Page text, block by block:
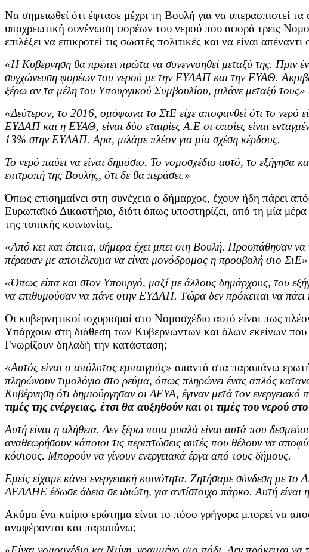
Να σημειωθεί ότι έφτασε μέχρι τη Βουλή για να υπερασπιστεί
υποχρεωτική συνένωση φορέων του νερού που αφορά τρεις
επιλέξει να επικροτεί τις σωστές πολιτικές και να είναι
«Η Κυβέρνηση θα πρέπει πρώτα να συνεννοηθεί μεταξύ της. Πριν
συγχώνευση φορέων του νερού με την ΕΥΔΑΠ και την ΕΥΑΘ.
ξέρω αν τα μέλη του Υπουργικού Συμβουλίου, μιλάνε μεταξύ τους»
«Δεύτερον, το 2016, ομόφωνα το ΣτΕ είχε αποφανθεί ότι το νερό
ΕΥΔΑΠ και η ΕΥΑΘ, είναι δύο εταιρίες Α.Ε οι οποίες είναι
13% στην ΕΥΔΑΠ. Αρα, μιλάμε πλέον για μία σχέση κέρδους.
Το νερό παύει να είναι δημόσιο. Το νομοσχέδιο αυτό, το εξήγησα
επιτροπή της Βουλής, ότι δε θα περάσει.»
Όπως επισημαίνει στη συνέχεια ο δήμαρχος, έχουν ήδη πάρει
Ευρωπαϊκό Δικαστήριο, διότι όπως υποστηρίζει, από τη μία
της τοπικής κοινωνίας.
«Από κει και έπειτα, σήμερα έχει μπει στη Βουλή. Προσπάθησαν να
πέρασαν με αποτέλεσμα να είναι μονόδρομος η προσβολή στο ΣτΕ»
«Όπως είπα και στον Υπουργό, μαζί με άλλους δημάρχους, του
να επιθυμούσαν να πάνε στην ΕΥΔΑΠ. Τώρα δεν πρόκειται να πάει
Οι κυβερνητικοί ισχυρισμοί στο Νομοσχέδιο αυτό είναι πως
Υπάρχουν στη διάθεση των Κυβερνώντων και όλων εκείνων που
Γνωρίζουν δηλαδή την κατάσταση;
«Αυτός είναι ο απόλυτος εμπαιγμός» απαντά στα παραπάνω
πληρώνουν τιμολόγιο στο ρεύμα, όπως πληρώνει ένας απλός
Κυβέρνηση ότι δημιούργησαν οι ΔΕΥΑ, έγιναν μετά τον ενεργειακό
τιμές της ενέργειας, έτσι θα αυξηθούν και οι τιμές του νερού
Αυτή είναι η αλήθεια. Δεν ξέρω ποια μυαλά είναι αυτά που
αναθεωρήσουν κάποιοι τις περιπτώσεις αυτές που θέλουν να
κόστους. Μπορούν να γίνουν ενεργειακά έργα από τους δήμους.
Εμείς είχαμε κάνει ενεργειακή κοινότητα. Ζητήσαμε σύνδεση
ΔΕΔΔΗΕ έδωσε άδεια σε ιδιώτη, για αντίστοιχο πάρκο. Αυτή είναι
Ακόμα ένα καίριο ερώτημα είναι το πόσο γρήγορα μπορεί να
αναφέρονται και παραπάνω;